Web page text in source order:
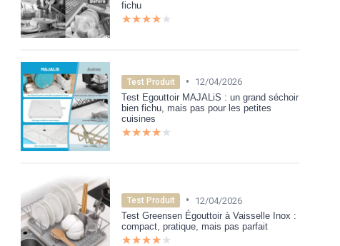
fichu
★★★★★
★★★★★
Test Produit •
12/04/2026
Test Egouttoir MAJALiS : un grand séchoir
bien fichu, mais pas pour les petites
cuisines
★★★★★
★★★★★
Test Produit •
12/04/2026
Test Greensen Égouttoir à Vaisselle Inox :
compact, pratique, mais pas parfait
★★★★★
★★★★★